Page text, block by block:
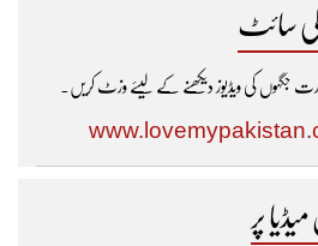
کی سائٹ
جگہوں کی ویڈیوز دیکھنے کے لیئے وزٹ کریں۔
پر